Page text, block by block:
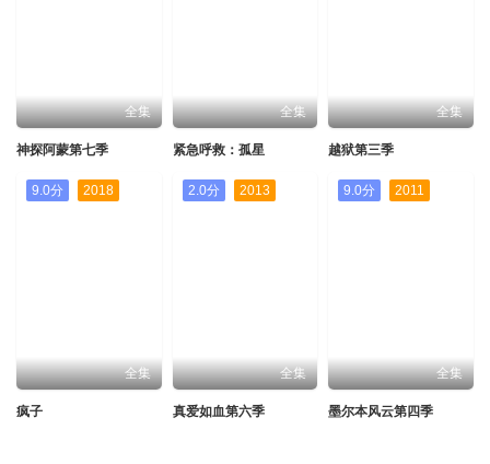
全集
神探阿蒙第七季
全集
紧急呼救：孤星
全集
越狱第三季
9.0分 2018
全集
疯子
2.0分 2013
全集
真爱如血第六季
9.0分 2011
全集
墨尔本风云第四季